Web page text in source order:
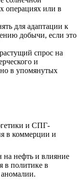
операциях или в
для адаптации к
добычи, если это
спрос на
и
в упомянутых
и СПГ-
в коммерции и
нефть и влияние
в политике в